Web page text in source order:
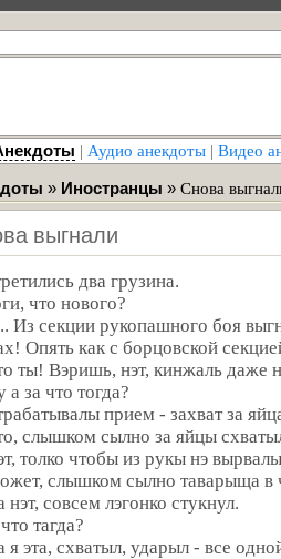
| Аудио анекдоты | Видео
» Иностранцы » Снова
выгнали
два грузина.
что нового?
Из секции рукопашного боя
Опять как с борцовской
ты! Вэришь, нэт, кинжаль даже
а за что тогда?
прием - захват за
слышком сылно за яйцы
толко чтобы из рукы нэ
слышком сылно таварыща в
нэт, совсем лэгонко стукнул.
тагда?
я эта, схватыл, ударыл - все